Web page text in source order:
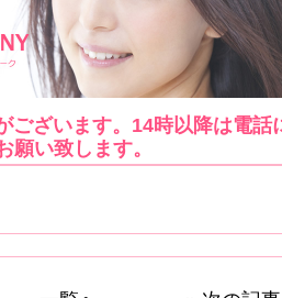
ございます。14時以降は電話
願い致します。